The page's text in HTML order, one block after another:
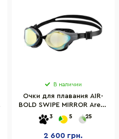
В наличии
Очки для плавания AIR-
BOLD SWIPE MIRROR Arena
006832-100 темно-серый,
OSFM
3 5 25
2 600 грн.